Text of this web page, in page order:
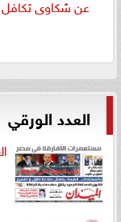
عن شكاوى تكافل
العدد الورقي